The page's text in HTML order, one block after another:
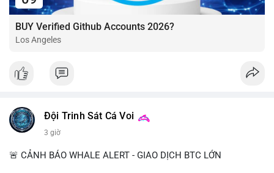
BUY Verified Github Accounts 2026?
Los Angeles
Đội Trinh Sát Cá Voi
3 giờ
🚨 CẢNH BÁO WHALE ALERT - GIAO DỊCH BTC LỚN